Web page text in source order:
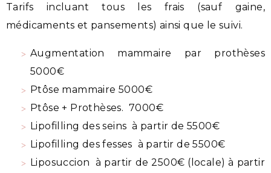
Tarifs incluant tous les frais (sauf gaine,
médicaments et pansements) ainsi que le suivi.
Augmentation mammaire par prothèses
5000€
Ptôse mammaire 5000€
Ptôse + Prothèses. 7000€
Lipofilling des seins à partir de 5500€
Lipofilling des fesses à partir de 5500€
Liposuccion à partir de 2500€ (locale) à partir